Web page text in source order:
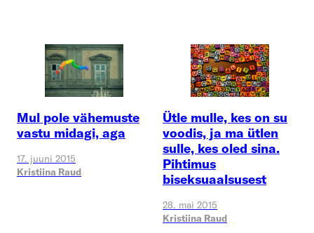
Mul pole vähemuste
vastu midagi, aga
17. juuni 2015
Kristiina Raud
Ütle mulle, kes on su
voodis, ja ma ütlen
sulle, kes oled sina.
Pihtimus
biseksuaalsusest
28. mai 2015
Kristiina Raud